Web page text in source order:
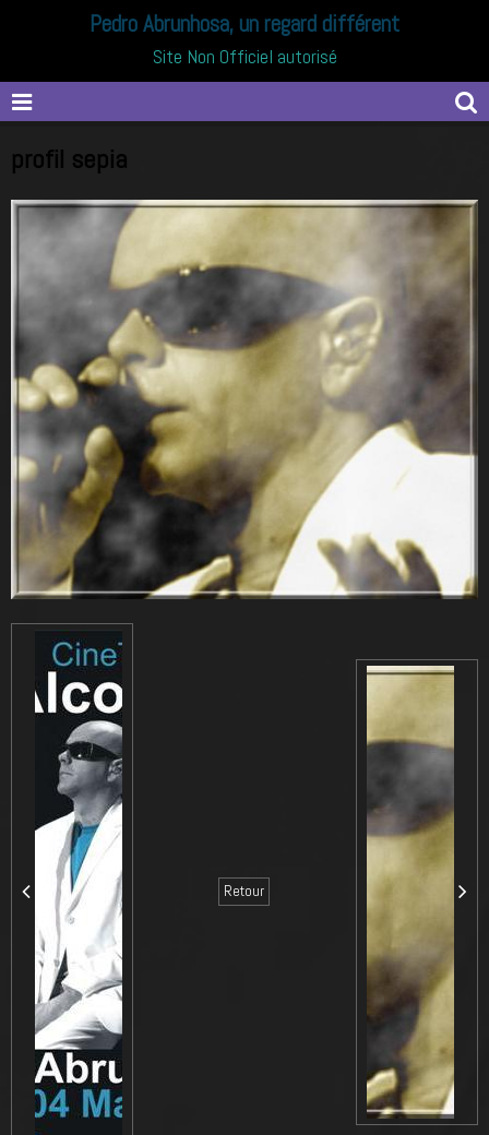
Pedro Abrunhosa, un regard différent
Site Non Officiel autorisé
profil sepia
Retour